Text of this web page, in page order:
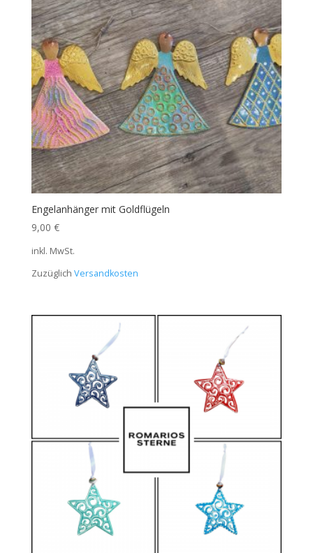
Engelanhänger mit Goldflügeln
9,00 €
inkl. MwSt.
Zuzüglich Versandkosten